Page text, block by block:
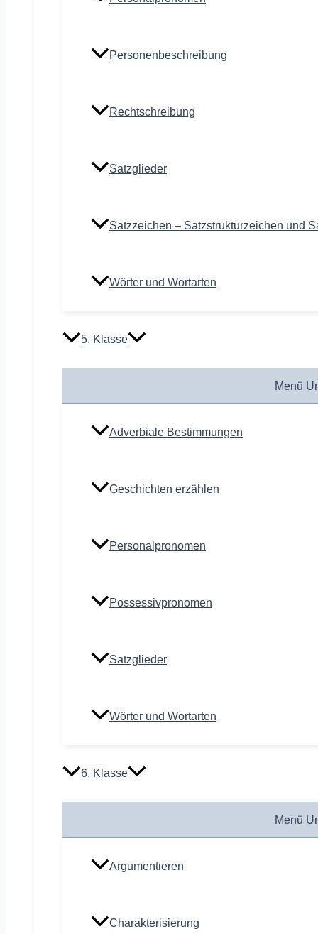
Personenbeschreibung
Rechtschreibung
Satzglieder
Satzzeichen – Satzstrukturzeichen und
Wörter und Wortarten
5. Klasse
Menü
Adverbiale Bestimmungen
Geschichten erzählen
Personalpronomen
Possessivpronomen
Satzglieder
Wörter und Wortarten
6. Klasse
Menü
Argumentieren
Charakterisierung